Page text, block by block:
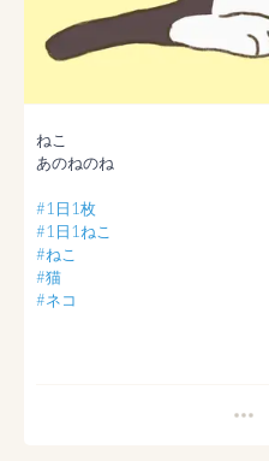
ねこ
あのねのね
#1日1枚
#1日1ねこ
#ねこ
#猫
#ネコ